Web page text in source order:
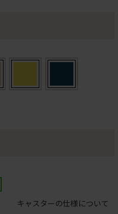
キャスターの仕様について